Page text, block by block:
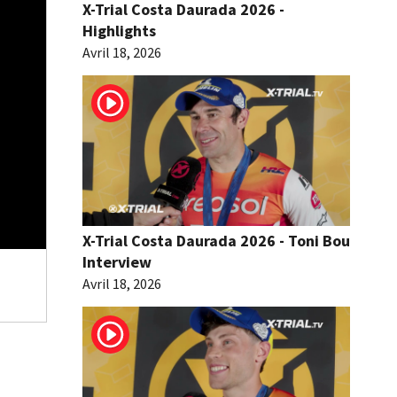
X-Trial Costa Daurada 2026 -
Highlights
Avril 18, 2026
X-Trial Costa Daurada 2026 - Toni Bou
Interview
Avril 18, 2026